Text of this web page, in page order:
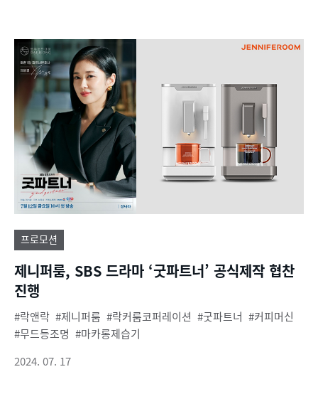
프로모션
제니퍼룸, SBS 드라마 ‘굿파트너’ 공식제작 협찬
진행
락앤락 제니퍼룸 락커룸코퍼레이션 굿파트너
커피머신
무드등조명
마카롱제습기
2024. 07. 17